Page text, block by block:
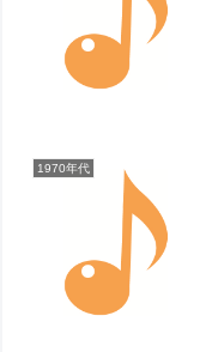
1970年代